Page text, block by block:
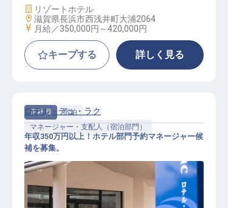
施設業態
リゾートホテル
勤務地
滋賀県長浜市西浅井町大浦2064
給与
月給／350,000円～420,000円
キープする 詳しく見る
正社員
宿泊
マネージャー・支配人（宿泊部門）
ロテル・デュ・ラク
年収350万円以上！ホテル部門予約マネージャー候
補を募集。